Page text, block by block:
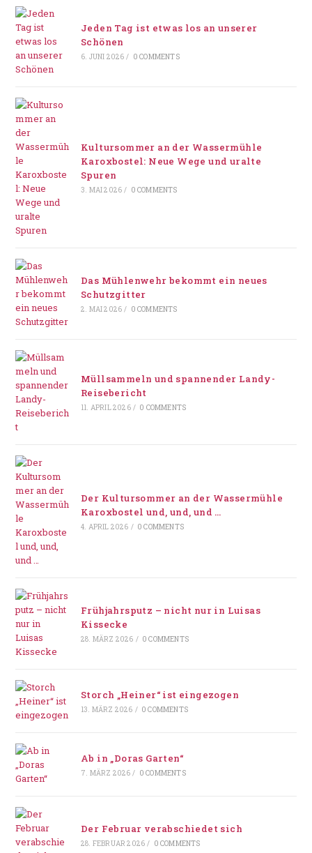
Jeden Tag ist etwas los an unserer
Schönen
6. JUNI 2026 / 0 COMMENTS
Kultursommer an der Wassermühle
Karoxbostel: Neue Wege und uralte
Spuren
3. MAI 2026 / 0 COMMENTS
Das Mühlenwehr bekommt ein neues
Schutzgitter
2. MAI 2026 / 0 COMMENTS
Müllsammeln und spannender Landy-
Reisebericht
11. APRIL 2026 / 0 COMMENTS
Der Kultursommer an der Wassermühle
Karoxbostel und, und, und …
4. APRIL 2026 / 0 COMMENTS
Frühjahrsputz – nicht nur in Luisas
Kissecke
28. MÄRZ 2026 / 0 COMMENTS
Storch „Heiner“ ist eingezogen
13. MÄRZ 2026 / 0 COMMENTS
Ab in „Doras Garten“
7. MÄRZ 2026 / 0 COMMENTS
Der Februar verabschiedet sich
28. FEBRUAR 2026 / 0 COMMENTS